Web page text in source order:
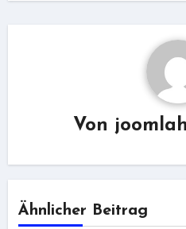
Von
Ähnlicher Beitrag